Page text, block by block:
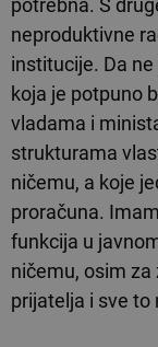
potrebna. S
neproduktivne
institucije. Da
koja je potpuno
vladama i
strukturama
ničemu, a koje
proračuna.
funkcija u
ničemu, osim
prijatelja i sve to